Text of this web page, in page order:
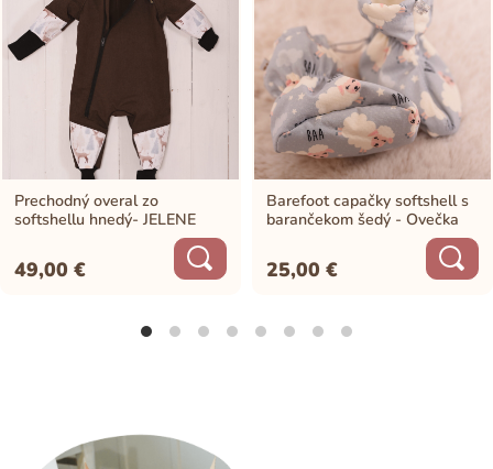
Prechodný overal zo
softshellu hnedý- JELENE
49,00€
Barefoot capačky softshell s
barančekom šedý - Ovečka
25,00€